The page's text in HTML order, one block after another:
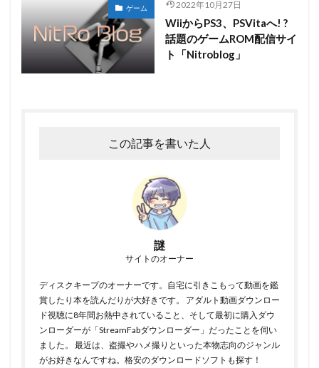
ゲーム 2022年10月27日
WiiからPS3、PSVitaへ! ?
話題のゲームROM配信サイ
ト「Nitroblog」
この記事を書いた人
謎
サイトのオーナー
ディスクキープのオーナーです。自宅に引きこもって動画を鑑
賞したり本を読んだりが大好きです。 アダルト動画ダウンロー
ド視聴に8年間お熱中されていること、そして最初に購入ダウ
ンローダーが「StreamFabダウンローダー」だったことを伺い
ました。 最近は、盗撮やハメ撮りといった本物志向のジャンル
がお好きなんですね。格安のダウンロードソフトも探す！